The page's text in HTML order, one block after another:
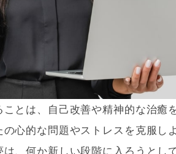
とは、自己改善や精神的な治癒
の心的な問題やストレスを克服し
は、何か新しい段階に入ろうとし